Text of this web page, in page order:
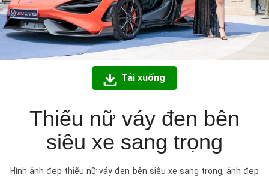
Tải xuống
Thiếu nữ váy đen bên
siêu xe sang trọng
Hình ảnh đẹp thiếu nữ váy đen bên siêu xe sang trọng, ảnh đẹp